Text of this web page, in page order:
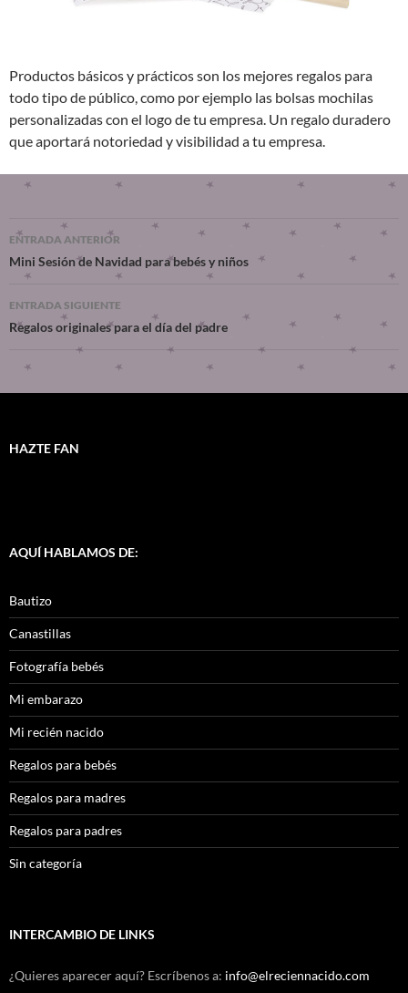
Productos básicos y prácticos son los mejores regalos para
todo tipo de público, como por ejemplo las bolsas mochilas
personalizadas con el logo de tu empresa. Un regalo duradero
que aportará notoriedad y visibilidad a tu empresa.
ENTRADA ANTERIOR
Mini Sesión de Navidad para bebés y niños
ENTRADA SIGUIENTE
Regalos originales para el día del padre
HAZTE FAN
AQUÍ HABLAMOS DE:
Bautizo
Canastillas
Fotografía bebés
Mi embarazo
Mi recién nacido
Regalos para bebés
Regalos para madres
Regalos para padres
Sin categoría
INTERCAMBIO DE LINKS
¿Quieres aparecer aquí? Escríbenos a: info@elreciennacido.com